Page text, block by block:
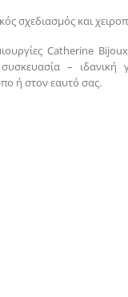
σχεδιασμός και
Catherine
– ιδανική
ή στον εαυτό σας.